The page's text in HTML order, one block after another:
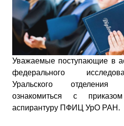
Уважаемые поступающие в
федерального
Уральского
ознакомиться с
аспирантуру ПФИЦ УрО РАН.